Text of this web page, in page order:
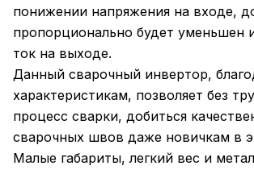
понижении напряжения на входе,
пропорционально будет уменьшен
ток на выходе.
Данный сварочный инвертор,
характеристикам, позволяет без
процесс сварки, добиться
сварочных швов даже новичкам в
Малые габариты, легкий вес и